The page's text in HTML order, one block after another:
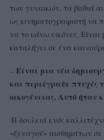
των γυναικών, τα βαθιά
ως κινηματογραφιστή να
να το κάνω εικόνες. Είναι
καταλήγει σε ένα
— Είναι μια νέα
και περιέγραψε πτυχές
οικογένειας. Αυτό ήταν
δουλειά ενός καλλιτέχνη
«ξεναγού» αισθημάτων σε